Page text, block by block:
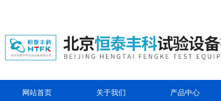
网站首页 关于我们 产品中心